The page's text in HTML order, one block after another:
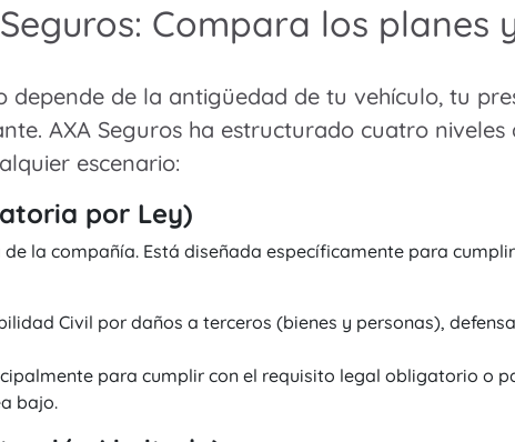
Compara los
depende de la antigüedad de tu vehículo, tu
AXA Seguros ha estructurado cuatro
escenario:
por Ley)
la compañía. Está diseñada específicamente para
Civil por daños a terceros (bienes y personas),
para cumplir con el requisito legal obligatorio o
bajo.